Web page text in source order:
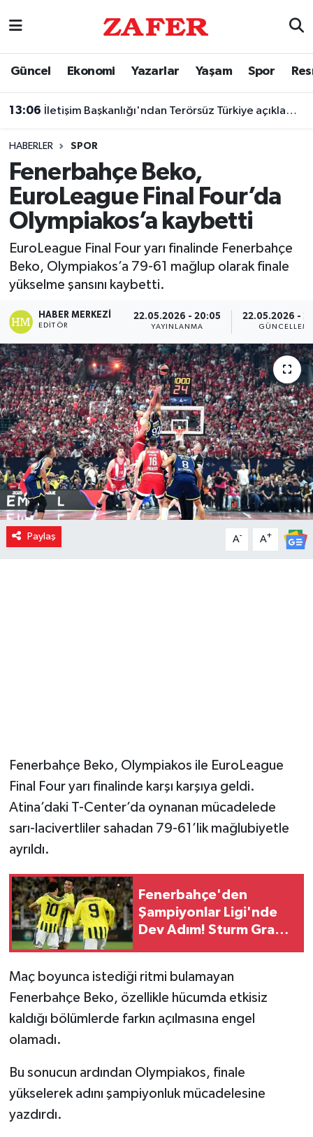
Güncel Ekonomi Yazarlar Yaşam Spor
13:06 İletişim Başkanlığı'ndan Terörsüz Türkiye açıklaması
HABERLER SPOR
Fenerbahçe Beko,
EuroLeague Final Four’da
Olympiakos’a kaybetti
EuroLeague Final Four yarı finalinde Fenerbahçe
Beko, Olympiakos’a 79-61 mağlup olarak finale
yükselme şansını kaybetti.
HABER MERKEZI
EDITÖR
22.05.2026 - 20:05
YAYINLANMA
22.05.2026 -
Paylaş A- A+
Fenerbahçe Beko, Olympiakos ile EuroLeague
Final Four yarı finalinde karşı karşıya geldi.
Atina’daki T-Center’da oynanan mücadelede
sarı-lacivertliler sahadan 79-61’lik mağlubiyetle
ayrıldı.
Fenerbahçe'den
Şampiyonlar Ligi'nde
Dev Adım! Sturm Graz'ı
Maç boyunca istediği ritmi bulamayan
Fenerbahçe Beko, özellikle hücumda etkisiz
kaldığı bölümlerde farkın açılmasına engel
olamadı.
Bu sonucun ardından Olympiakos, finale
yükselerek adını şampiyonluk mücadelesine
yazdırdı.
Nöbetçi Eczaneler
Trafik Durumu
Süper Lig Puan Durumu ve Fikstür
Tüm Manşetler
Son Dakika Haberleri